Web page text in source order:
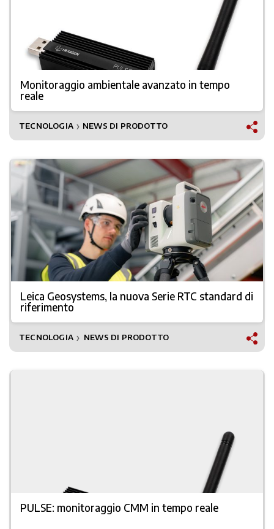
Monitoraggio ambientale avanzato in tempo
reale
TECNOLOGIA ❯ NEWS DI PRODOTTO
Leica Geosystems, la nuova Serie RTC standard di
riferimento
TECNOLOGIA ❯ NEWS DI PRODOTTO
PULSE: monitoraggio CMM in tempo reale